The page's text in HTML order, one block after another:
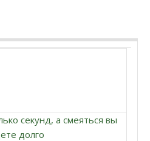
секунд, а смеяться вы
долго